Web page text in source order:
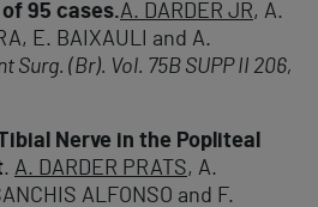
95 cases.A. DARDER JR, A.
E. BAIXAULI and A.
Surg. (Br). Vol. 75B SUPP II 206,
Nerve in the Popliteal
. A. DARDER PRATS, A.
ALFONSO and F.